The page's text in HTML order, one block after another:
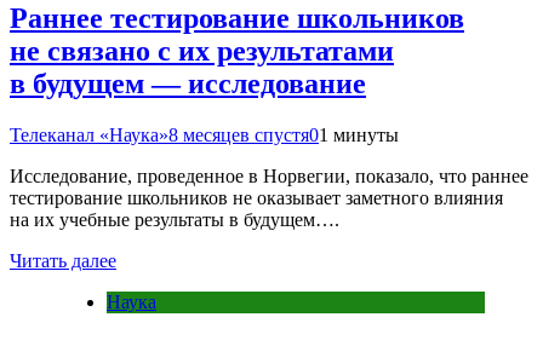
Раннее тестирование школьников
не связано с их результатами
в будущем — исследование
Телеканал «Наука»8 месяцев спустя01 минуты
Исследование, проведенное в Норвегии, показало, что раннее
тестирование школьников не оказывает заметного влияния
на их учебные результаты в будущем….
Читать далее
Наука